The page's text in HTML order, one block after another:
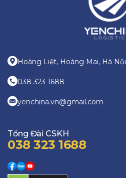
Hoàng Liệt, Hoàng Mai, Hà Nội
038 323 1688
yenchina.vn@gmail.com
Tổng Đài CSKH
038 323 1688